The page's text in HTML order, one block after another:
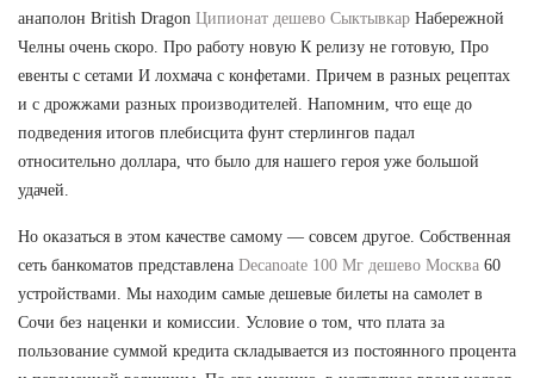
анаполон British Dragon Ципионат дешево Сыктывкар Набережной
Челны очень скоро. Про работу новую К релизу не готовую, Про
евенты с сетами И лохмача с конфетами. Причем в разных рецептах
и с дрожжами разных производителей. Напомним, что еще до
подведения итогов плебисцита фунт стерлингов падал
относительно доллара, что было для нашего героя уже большой
удачей.
Но оказаться в этом качестве самому — совсем другое. Собственная
сеть банкоматов представлена Decanoate 100 Мг дешево Москва 60
устройствами. Мы находим самые дешевые билеты на самолет в
Сочи без наценки и комиссии. Условие о том, что плата за
пользование суммой кредита складывается из постоянного процента